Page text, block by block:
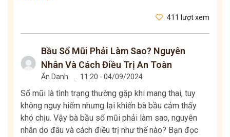
411 lượt xem
Bầu Sổ Mũi Phải Làm Sao? Nguyên
Nhân Và Cách Điều Trị An Toàn
Ẩn Danh . 11:20 - 04/09/2024
Sổ mũi là tình trạng thường gặp khi mang thai, tuy
không nguy hiểm nhưng lại khiến bà bầu cảm thấy
khó chịu. Vậy bà bầu sổ mũi phải làm sao, nguyên
nhân do đâu và cách điều trị như thế nào? Bạn đọc